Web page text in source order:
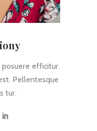
efficitur.
Pellentesque
tur.